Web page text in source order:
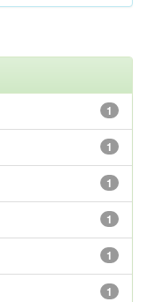
1
1
1
1
1
1